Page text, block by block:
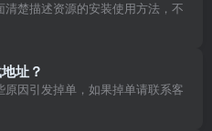
楚描述资源的安装使用方法，不
址？
因引发掉单，如果掉单请联系客